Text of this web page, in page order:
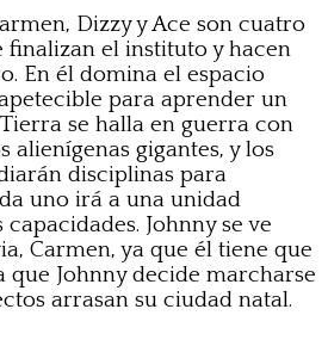
Dizzy y Ace son cuatro
finalizan el instituto y hacen
En él domina el espacio
para aprender un
se halla en guerra con
alienígenas gigantes, y los
disciplinas para
uno irá a una unidad
Johnny se ve
Carmen, ya que él tiene que
que Johnny decide marcharse
arrasan su ciudad natal.